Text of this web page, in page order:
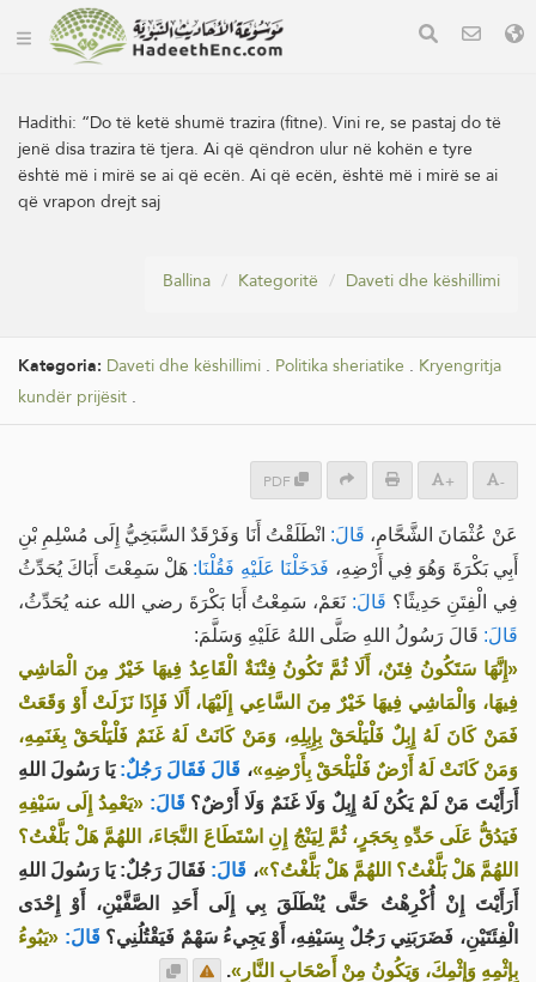
Hadithi: “Do të ketë shumë trazira (fitne). Vini re, se pastaj do të
jenë disa trazira të tjera. Ai që qëndron ulur në kohën e tyre
është më i mirë se ai që ecën. Ai që ecën, është më i mirë se ai
që vrapon drejt saj
Ballina Kategoritë Daveti dhe këshillimi
Kategoria: Daveti dhe këshillimi . Politika sheriatike . Kryengritja
kundër prijësit .
PDF + -
عَنْ عُثْمَانَ الشَّحَّامِ، قَالَ: انْطَلَقْتُ أَنَا وَفَرْقَدٌ السَّبَخِيُّ إِلَى مُسْلِمِ بْنِ
أَبِي بَكْرَةَ وَهُوَ فِي أَرْضِهِ، فَدَخَلْنَا عَلَيْهِ فَقُلْنَا: هَلْ سَمِعْتَ أَبَاكَ يُحَدِّثُ
فِي الْفِتَنِ حَدِيثًا؟ قَالَ: نَعَمْ، سَمِعْتُ أَبَا بَكْرَةَ رضي الله عنه يُحَدِّثُ،
قَالَ: قَالَ رَسُولُ اللهِ صَلَّى اللهُ عَلَيْهِ وَسَلَّمَ:
«إِنَّهَا سَتَكُونُ فِتَنٌ، أَلَا ثُمَّ تَكُونُ فِتْنَةٌ الْقَاعِدُ فِيهَا خَيْرٌ مِنَ الْمَاشِي
فِيهَا، وَالْمَاشِي فِيهَا خَيْرٌ مِنَ السَّاعِي إِلَيْهَا، أَلَا فَإِذَا نَزَلَتْ أَوْ وَقَعَتْ
فَمَنْ كَانَ لَهُ إِبِلٌ فَلْيَلْحَقْ بِإِبِلِهِ، وَمَنْ كَانَتْ لَهُ غَنَمٌ فَلْيَلْحَقْ بِغَنَمِهِ،
وَمَنْ كَانَتْ لَهُ أَرْضٌ فَلْيَلْحَقْ بِأَرْضِهِ»، قَالَ فَقَالَ رَجُلٌ: يَا رَسُولَ اللهِ
أَرَأَيْتَ مَنْ لَمْ يَكُنْ لَهُ إِبِلٌ وَلَا غَنَمٌ وَلَا أَرْضٌ؟ قَالَ: «يَعْمِدُ إِلَى سَيْفِهِ
فَيَدُقُّ عَلَى حَدِّهِ بِحَجَرٍ، ثُمَّ لِيَنْجُ إِنِ اسْتَطَاعَ النَّجَاءَ، اللهُمَّ هَلْ بَلَّغْتُ؟
اللهُمَّ هَلْ بَلَّغْتُ؟ اللهُمَّ هَلْ بَلَّغْتُ؟»، قَالَ: فَقَالَ رَجُلٌ: يَا رَسُولَ اللهِ
أَرَأَيْتَ إِنْ أُكْرِهْتُ حَتَّى يُنْطَلَقَ بِي إِلَى أَحَدِ الصَّفَّيْنِ، أَوْ إِحْدَى
الْفِئَتَيْنِ، فَضَرَبَنِي رَجُلٌ بِسَيْفِهِ، أَوْ يَجِيءُ سَهْمٌ فَيَقْتُلُنِي؟ قَالَ: «يَبُوءُ
بِإِثْمِهِ وَإِثْمِكَ، وَيَكُونُ مِنْ أَصْحَابِ النَّارِ».